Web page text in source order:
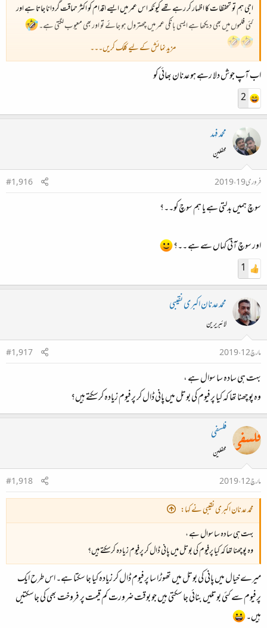
اجی ہم تو تحفظات کا اظہار کر رہے تھے کیونکہ اس عمر میں ایسے اقدام کو اکثر حماقت گردانا جاتا ہے اور
کئی فلموں میں بھی دیکھا ہے ایسی بانکی عمر میں چھترول ہو جائے تو اور بھی معیوب لگتی ہے۔
تصدیق کے لیے دیکھیئے فلم Joggers Park
مزید نمائش کے لیے کلک کریں۔۔۔
اب آپ جوش دلا رہے ہو عدنان بھائی کو
2
محمد فہد
محفلین
فروری 19، 2019
#1,916
سوچ ہمیں بدلتی ہے یا ہم سوچ کو۔۔؟
اور سوچ آتی کہاں سے ہے ۔۔؟
1
محمد عدنان اکبری نقیبی
لائبریرین
مارچ 12، 2019
#1,917
بہت ہی سادہ سا سوال ہے ،
‏وہ پوچھنا تھا کہ کیا پرفیوم کی بوتل میں پانی ڈال کر پرفیوم زیادہ کرسکتے ہیں؟
فلسفی
محفلین
مارچ 12، 2019
#1,918
محمد عدنان اکبری نقیبی نے کہا:
بہت ہی سادہ سا سوال ہے ،
‏وہ پوچھنا تھا کہ کیا پرفیوم کی بوتل میں پانی ڈال کر پرفیوم زیادہ کرسکتے ہیں؟
میرے خیال میں پانی کی بوتل میں تھوڑا سا پرفیوم ڈال کر زیادہ کیا جا سکتا ہے۔ اس طرح ایک
پرفیوم سے کئی بوتلیں بنائی جا سکتی ہیں جو بوقت ضرورت کم قیمت پر فروخت بھی کی جاسکتیں
ہیں۔